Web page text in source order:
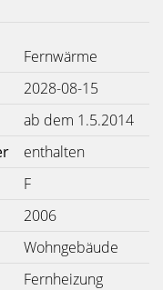
Fernwärme
2028-08-15
ab dem 1.5.2014
enthalten
F
2006
Wohngebäude
Fernheizung